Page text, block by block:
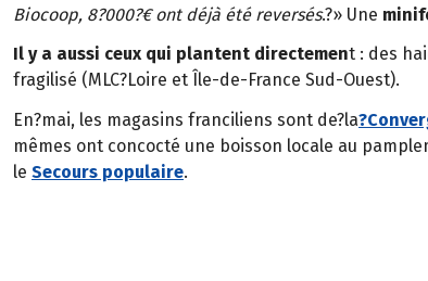
Biocoop, 8?000?€ ont déjà été reversés.?» Une
Il y a aussi ceux qui plantent directement : des
fragilisé (MLC?Loire et Île-de-France Sud-Ouest).
En?mai, les magasins franciliens sont de?la
mêmes ont concocté une boisson locale au
le Secours populaire.